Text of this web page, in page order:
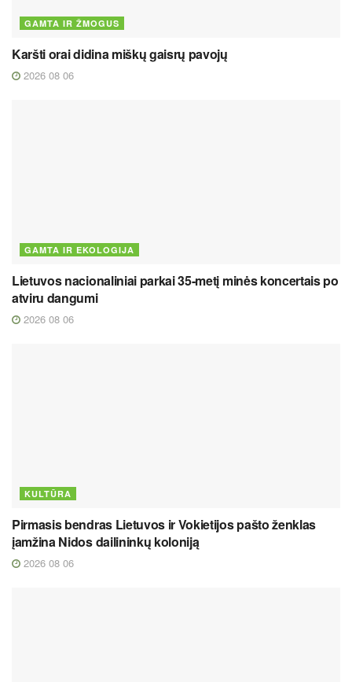
GAMTA IR ŽMOGUS
Karšti orai didina miškų gaisrų pavojų
2026 08 06
GAMTA IR EKOLOGIJA
Lietuvos nacionaliniai parkai 35-metį minės koncertais po
atviru dangumi
2026 08 06
KULTŪRA
Pirmasis bendras Lietuvos ir Vokietijos pašto ženklas
įamžina Nidos dailininkų koloniją
2026 08 06